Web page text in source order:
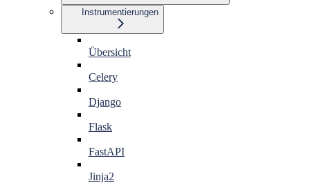
Instrumentierungen
Übersicht
Celery
Django
Flask
FastAPI
Jinja2